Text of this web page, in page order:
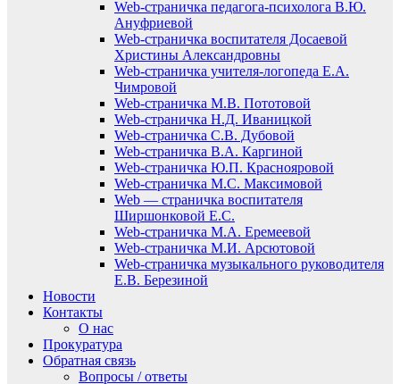
Web-страничка педагога-психолога В.Ю.
Ануфриевой
Web-страничка воспитателя Досаевой
Христины Александровны
Web-страничка учителя-логопеда Е.А.
Чимровой
Web-страничка М.В. Пототовой
Web-страничка Н.Д. Иваницкой
Web-страничка С.В. Дубовой
Web-страничка В.А. Каргиной
Web-страничка Ю.П. Краснояровой
Web-страничка М.С. Максимовой
Web — страничка воспитателя
Ширшонковой Е.С.
Web-страничка М.А. Еремеевой
Web-страничка М.И. Арсютовой
Web-страничка музыкального руководителя
Е.В. Березиной
Новости
Контакты
О нас
Прокуратура
Обратная связь
Вопросы / ответы